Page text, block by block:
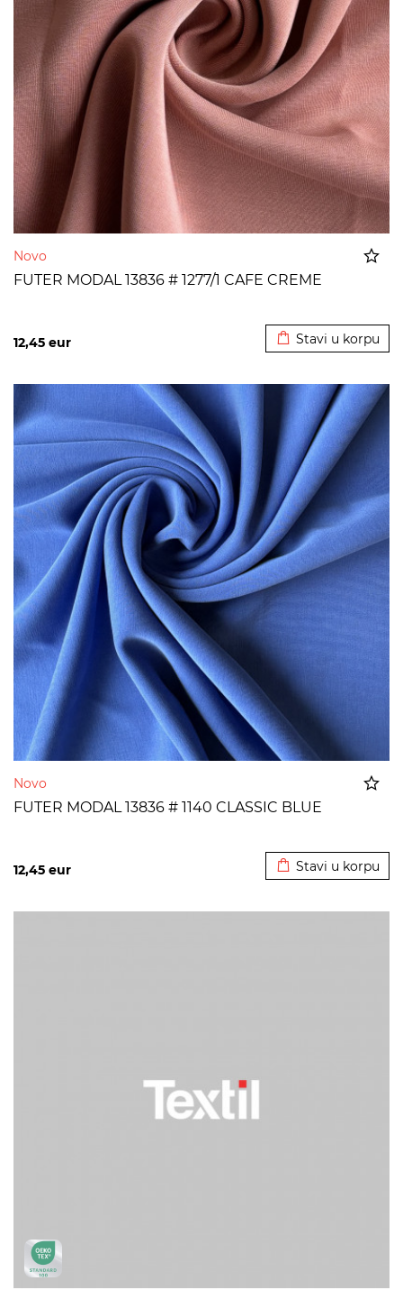
Novo
FUTER MODAL 13836 # 1277/1 CAFE CREME
12,45 eur Stavi u korpu
Novo
FUTER MODAL 13836 # 1140 CLASSIC BLUE
12,45 eur Stavi u korpu